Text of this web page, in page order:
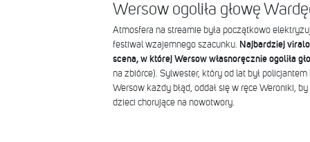
Wersow ogoliła głowę
Atmosfera na streamie była początkowo
festiwal wzajemnego szacunku. Najbardziej
scena, w której Wersow własnoręcznie ogoliła
na zbiórce). Sylwester, który od lat był
Wersow każdy błąd, oddał się w ręce Weroniki,
dzieci chorujące na nowotwory.